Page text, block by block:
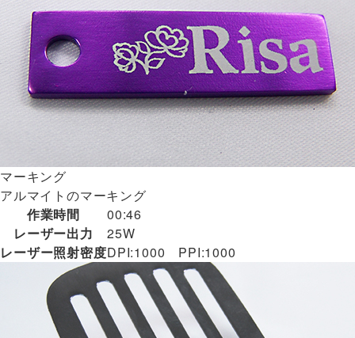
マーキング
アルマイトのマーキング
作業時間
00:46
レーザー出力
25W
レーザー照射密度DPI:1000 PPI:1000